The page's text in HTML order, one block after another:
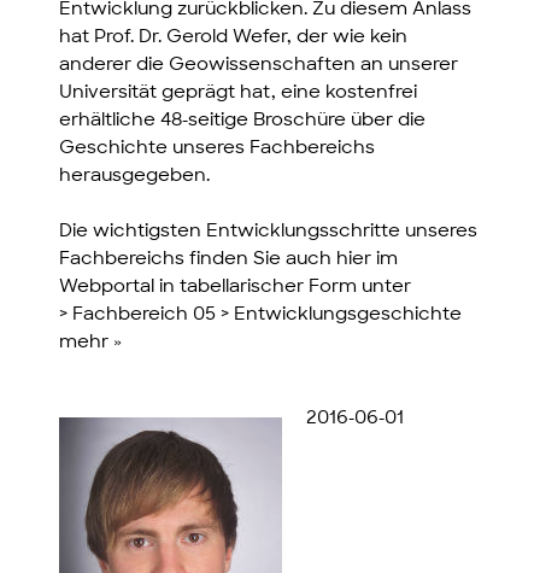
Entwicklung zurückblicken. Zu diesem Anlass
hat Prof. Dr. Gerold Wefer, der wie kein
anderer die Geowissenschaften an unserer
Universität geprägt hat, eine kostenfrei
erhältliche 48-seitige Broschüre über die
Geschichte unseres Fachbereichs
herausgegeben.
Die wichtigsten Entwicklungsschritte unseres
Fachbereichs finden Sie auch hier im
Webportal in tabellarischer Form unter
> Fachbereich 05 > Entwicklungsgeschichte
mehr »
2016-06-01